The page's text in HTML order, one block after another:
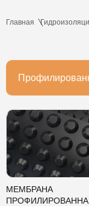
Главная
МЕМБРАНА